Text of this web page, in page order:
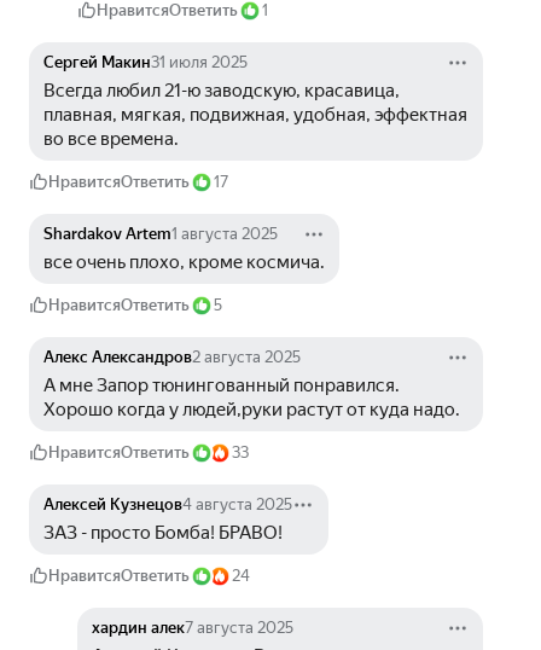
НравитсяОтветить 1
Сергей Макин31 июля 2025
Всегда любил 21-ю заводскую, красавица,
плавная, мягкая, подвижная, удобная, эффектная
во все времена.
НравитсяОтветить 17
Shardakov Artem1 августа 2025
все очень плохо, кроме космича.
НравитсяОтветить 5
Алекс Александров2 августа 2025
А мне Запор тюнингованный понравился.
Хорошо когда у людей,руки растут от куда надо.
НравитсяОтветить 33
Алексей Кузнецов4 августа 2025
ЗАЗ - просто Бомба! БРАВО!
НравитсяОтветить 24
хардин алек7 августа 2025